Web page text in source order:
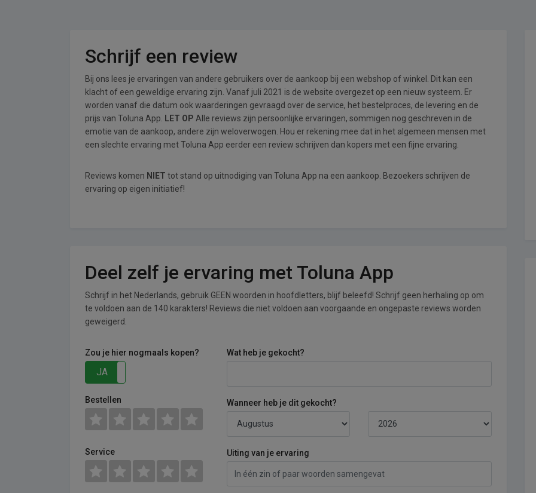
Schrijf een review
Bij ons lees je ervaringen van andere gebruikers over de aankoop bij een webshop of winkel. Dit kan een
klacht of een geweldige ervaring zijn. Vanaf juli 2021 is de website overgezet op een nieuw systeem. Er
worden vanaf die datum ook waarderingen gevraagd over de service, het bestelproces, de levering en de
prijs van Toluna App.
LET OP Alle reviews zijn persoonlijke ervaringen, sommigen nog geschreven in de
emotie van de aankoop, andere zijn weloverwogen. Hou er rekening mee dat in het algemeen mensen met
een slechte ervaring met Toluna App eerder een review schrijven dan kopers met een fijne ervaring.
Reviews komen NIET tot stand op uitnodiging van Toluna App na een aankoop. Bezoekers schrijven de
ervaring op eigen initiatief!
Deel zelf je ervaring met Toluna App
Schrijf in het Nederlands, gebruik GEEN woorden in hoofdletters, blijf beleefd! Schrijf geen herhaling op om
te voldoen aan de 140 karakters! Reviews die niet voldoen aan voorgaande en ongepaste reviews worden
geweigerd.
Zou je hier nogmaals kopen?
JA
Bestellen
Service
Wat heb je gekocht?
Wanneer heb je dit gekocht?
Uiting van je ervaring